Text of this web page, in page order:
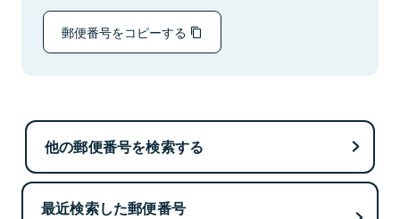
郵便番号をコピーする
他の郵便番号を検索する
最近検索した郵便番号